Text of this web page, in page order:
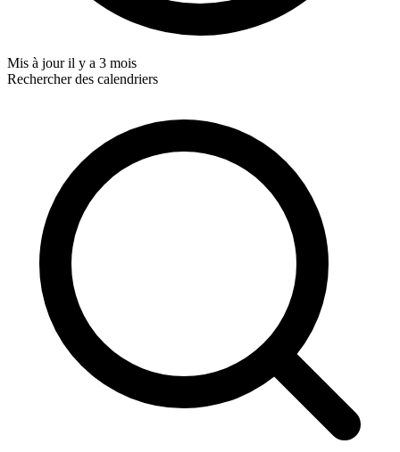
Mis à jour il y a 3 mois
Rechercher des calendriers